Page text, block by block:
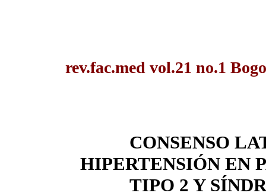
rev.fac.med vol.21 no.1
CONSENSO
HIPERTENSIÓN EN
TIPO 2 Y